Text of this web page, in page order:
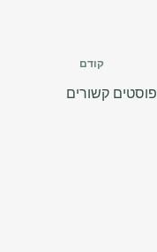
קודם
פוסטים קשורים